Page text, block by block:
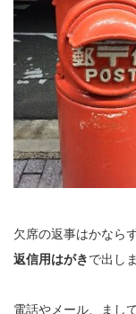
欠席の返事はかなら
返信用はがきで出し
電話やメール、まし